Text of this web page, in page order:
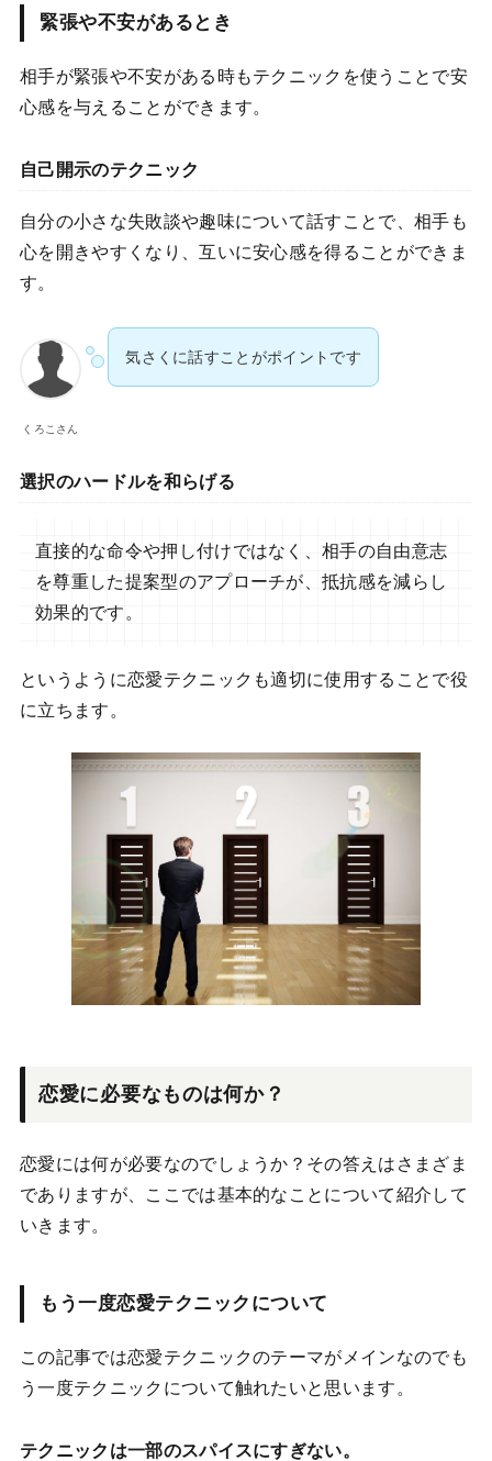
緊張や不安があるとき
相手が緊張や不安がある時もテクニックを使うことで安
心感を与えることができます。
自己開示のテクニック
自分の小さな失敗談や趣味について話すことで、相手も
心を開きやすくなり、互いに安心感を得ることができま
す。
くろこさん
気さくに話すことがポイントです
選択のハードルを和らげる
直接的な命令や押し付けではなく、相手の自由意志
を尊重した提案型のアプローチが、抵抗感を減らし
効果的です。
というように恋愛テクニックも適切に使用することで役
に立ちます。
恋愛に必要なものは何か？
恋愛には何が必要なのでしょうか？その答えはさまざま
でありますが、ここでは基本的なことについて紹介して
いきます。
もう一度恋愛テクニックについて
この記事では恋愛テクニックのテーマがメインなのでも
う一度テクニックについて触れたいと思います。
テクニックは一部のスパイスにすぎない。